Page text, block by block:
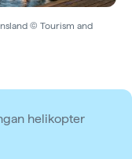
© Tourism and
helikopter